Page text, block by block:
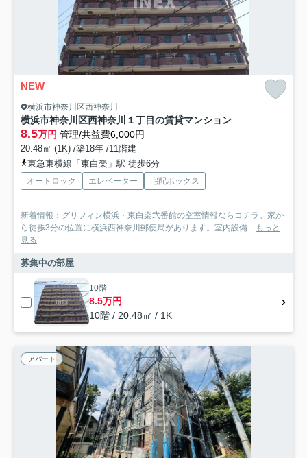
NEW
横浜市神奈川区西神奈川
横浜市神奈川区西神奈川１丁目の賃貸マンション
8.5万円 管理/共益費6,000円
20.48㎡ (1K) /築18年 /11階建
東急東横線「東白楽」駅 徒歩6分
オートロック エレベーター 宅配ボックス
新着情報：グリフィン横浜・東白楽弐番館の空室情報ならコチラ。家か
ら徒歩3分の位置に横浜西神奈川郵便局があります。室内設備... もっと
見る
募集中の部屋
10階
8.5万円
10階 / 20.48㎡ / 1K
アパート